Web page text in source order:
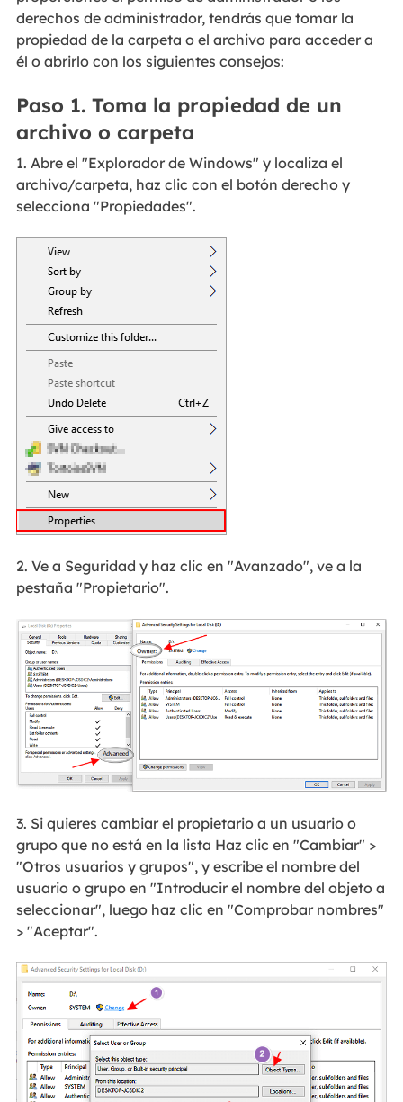
derechos de administrador, tendrás que tomar la
propiedad de la carpeta o el archivo para acceder a
él o abrirlo con los siguientes consejos:
Paso 1. Toma la propiedad de un
archivo o carpeta
1. Abre el "Explorador de Windows" y localiza el
archivo/carpeta, haz clic con el botón derecho y
selecciona "Propiedades".
2. Ve a Seguridad y haz clic en "Avanzado", ve a la
pestaña "Propietario".
3. Si quieres cambiar el propietario a un usuario o
grupo que no está en la lista Haz clic en "Cambiar" >
"Otros usuarios y grupos", y escribe el nombre del
usuario o grupo en "Introducir el nombre del objeto a
seleccionar", luego haz clic en "Comprobar nombres"
> "Aceptar".